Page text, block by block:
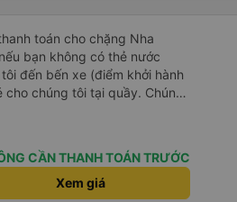
toán cho chặng Nha
bạn không có thẻ nước
đến bến xe (điểm khởi hành
chúng tôi tại quầy. Chúng
về trực tiếp tại quầy, vì giá
chuyển sang xe giường nằm.
áo len ấm hoặc áo khoác
và chăn mền thì hơi cũ,
CẦN THANH TOÁN TRƯỚC
Xem giá